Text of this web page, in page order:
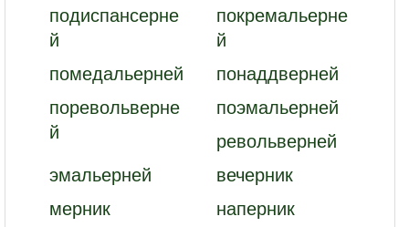
подиспансерне
й
покремальерне
й
помедальерней
понаддверней
поревольверне
й
поэмальерней
револьверней
эмальерней
вечерник
мерник
наперник